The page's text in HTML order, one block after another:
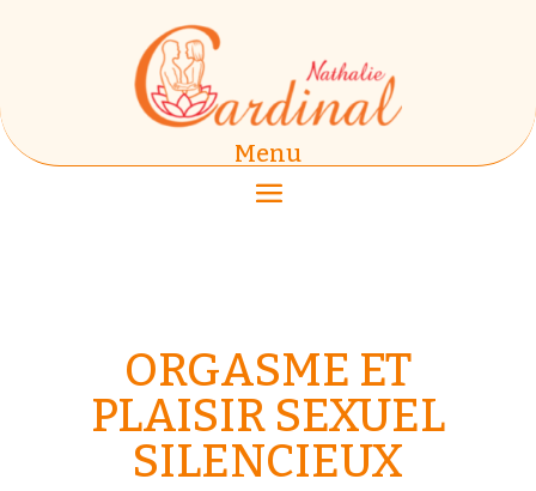
Menu
ORGASME ET
PLAISIR SEXUEL
SILENCIEUX